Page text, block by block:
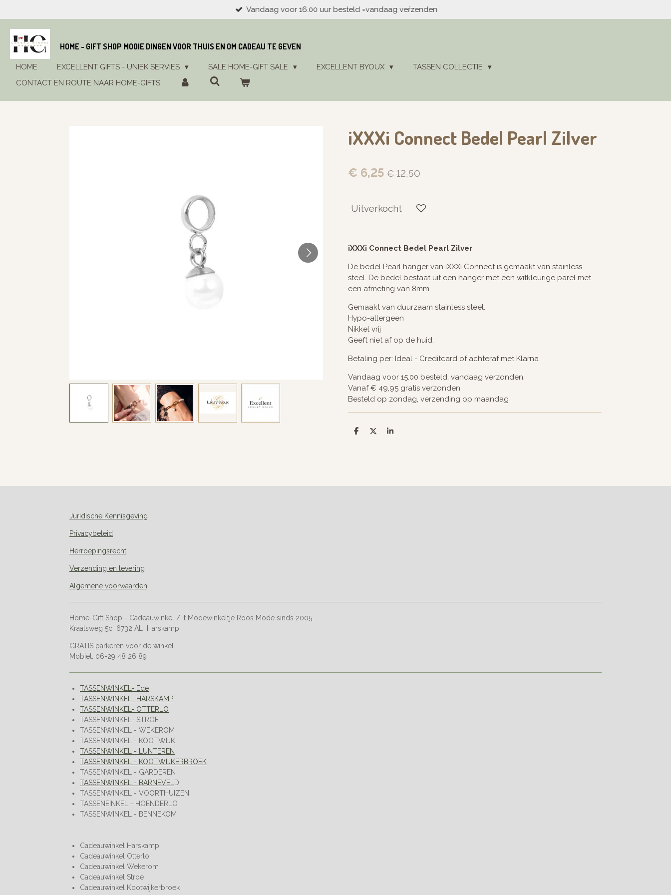
direct
naar
de
hoofdinhoud
Vandaag voor 16.00 uur besteld =vandaag veŕzenden
HOME - GIFT SHOP MOOIE DINGEN VOOR THUIS EN OM CADEAU TE GEVEN
HOME EXCELLENT GIFTS - UNIEK SERVIES SALE HOME-GIFT SALE EXCELLENT BYOUX
TASSEN COLLECTIE
CONTACT EN ROUTE NAAR HOME-GIFTS
iXXXi Connect Bedel Pearl Zilver
€ 6,25 € 12,50
Uitverkocht
iXXXi Connect Bedel Pearl Zilver
De bedel Pearl hanger van iXXXi Connect is gemaakt van stainless
steel. De bedel bestaat uit een hanger met een witkleurige parel met
een afmeting van 8mm.
Gemaakt van duurzaam stainless steel.
Hypo-allergeen
Nikkel vrij
Geeft niet af op de huid.
Betaling per: Ideal - Creditcard of achteraf met Klarna
Vandaag voor 15.00 besteld, vandaag verzonden.
Vanaf € 49,95 gratis verzonden
Besteld op zondag, verzending op maandag
D
D
S
Juridische Kennisgeving
Privacybeleid
Herroepingsrecht
Verzending en levering
Algemene voorwaarden
Home-Gift Shop - Cadeauwinkel / 't Modewinkeltje Roos Mode sinds 2005
Kraatsweg 5c 6732 AL Harskamp
GRATIS parkeren voor de winkel
Mobiel: 06-29 48 26 89
TASSENWINKEL- Ede
TASSENWINKEL- HARSKAMP
TASSENWINKEL- OTTERLO
TASSENWINKEL- STROE
TASSENWINKEL - WEKEROM
TASSENWINKEL - KOOTWIJK
TASSENWINKEL - LUNTEREN
TASSENWINKEL - KOOTWIJKERBROEK
TASSENWINKEL - GARDEREN
TASSENWINKEL - BARNEVEL
D
TASSENWINKEL - VOORTHUIZEN
TASSENEINKEL - HOENDERLO
TASSENWINKEL - BENNEKOM
Cadeauwinkel Harskamp
Cadeauwinkel Otterlo
Cadeauwinkel Wekerom
Cadeauwinkel Stroe
Cadeauwinkel Kootwijkerbroek